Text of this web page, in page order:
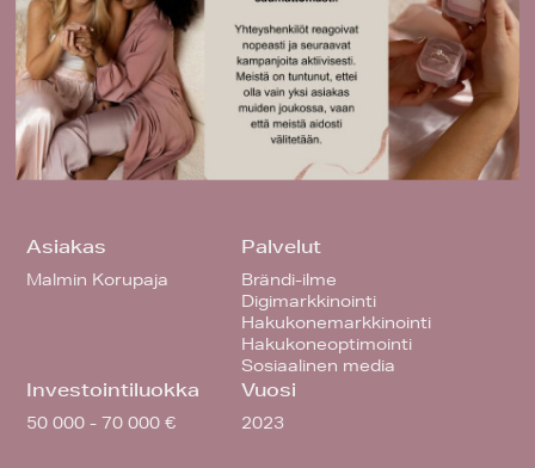
Asiakas
Malmin Korupaja
Palvelut
Brändi-ilme
Digimarkkinointi
Hakukonemarkkinointi
Hakukoneoptimointi
Sosiaalinen media
Investointiluokka
50 000 - 70 000 €
Vuosi
2023